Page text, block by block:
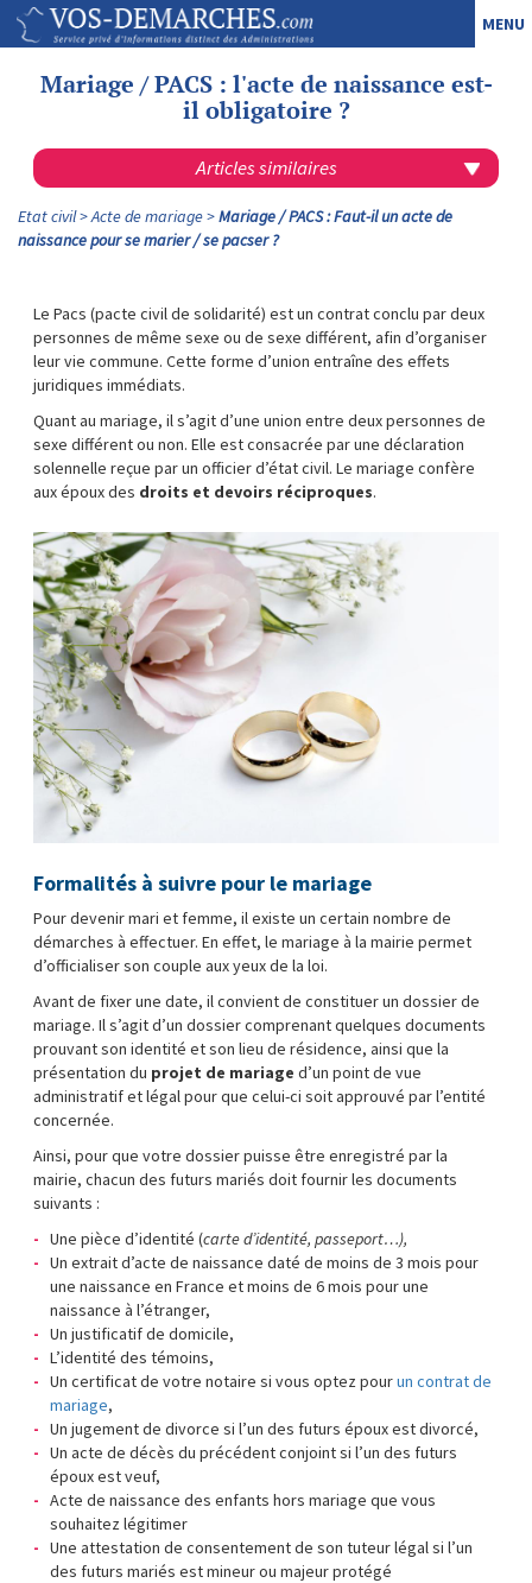
MENU
Mariage / PACS : l'acte de naissance est-
il obligatoire ?
Articles similaires
Etat civil Acte de mariage
Mariage / PACS : Faut-il un acte de
naissance pour se marier / se pacser ?
Le Pacs (pacte civil de solidarité) est un contrat conclu par deux
personnes de même sexe ou de sexe différent, afin d’organiser
leur vie commune. Cette forme d’union entraîne des effets
juridiques immédiats.
Quant au mariage, il s’agit d’une union entre deux personnes de
sexe différent ou non. Elle est consacrée par une déclaration
solennelle reçue par un officier d’état civil. Le mariage confère
aux époux des droits et devoirs réciproques.
Formalités à suivre pour le mariage
Pour devenir mari et femme, il existe un certain nombre de
démarches à effectuer. En effet, le mariage à la mairie permet
d’officialiser son couple aux yeux de la loi.
Avant de fixer une date, il convient de constituer un dossier de
mariage. Il s’agit d’un dossier comprenant quelques documents
prouvant son identité et son lieu de résidence, ainsi que la
présentation du projet de mariage d’un point de vue
administratif et légal pour que celui-ci soit approuvé par l’entité
concernée.
Ainsi, pour que votre dossier puisse être enregistré par la
mairie, chacun des futurs mariés doit fournir les documents
suivants :
Une pièce d’identité (carte d’identité, passeport…),
Un extrait d’acte de naissance daté de moins de 3 mois pour
une naissance en France et moins de 6 mois pour une
naissance à l’étranger,
Un justificatif de domicile,
L’identité des témoins,
Un certificat de votre notaire si vous optez pourun contrat de
mariage,
Un jugement de divorce si l’un des futurs époux est divorcé,
Un acte de décès du précédent conjoint si l’un des futurs
époux est veuf,
Acte de naissance des enfants hors mariage que vous
souhaitez légitimer
Une attestation de consentement de son tuteur légal si l’un
des futurs mariés est mineur ou majeur protégé